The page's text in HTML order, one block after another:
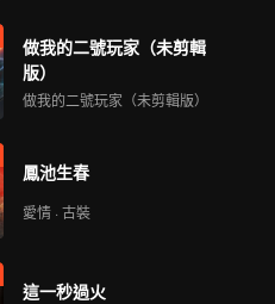
做我的二號玩家（未剪輯
版）
做我的二號玩家（未剪輯版）
鳳池生春
愛情 · 古裝
這一秒過火